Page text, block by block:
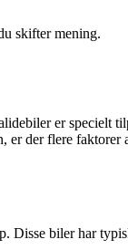
skifter mening.
er specielt
er der flere faktorer
Disse biler har